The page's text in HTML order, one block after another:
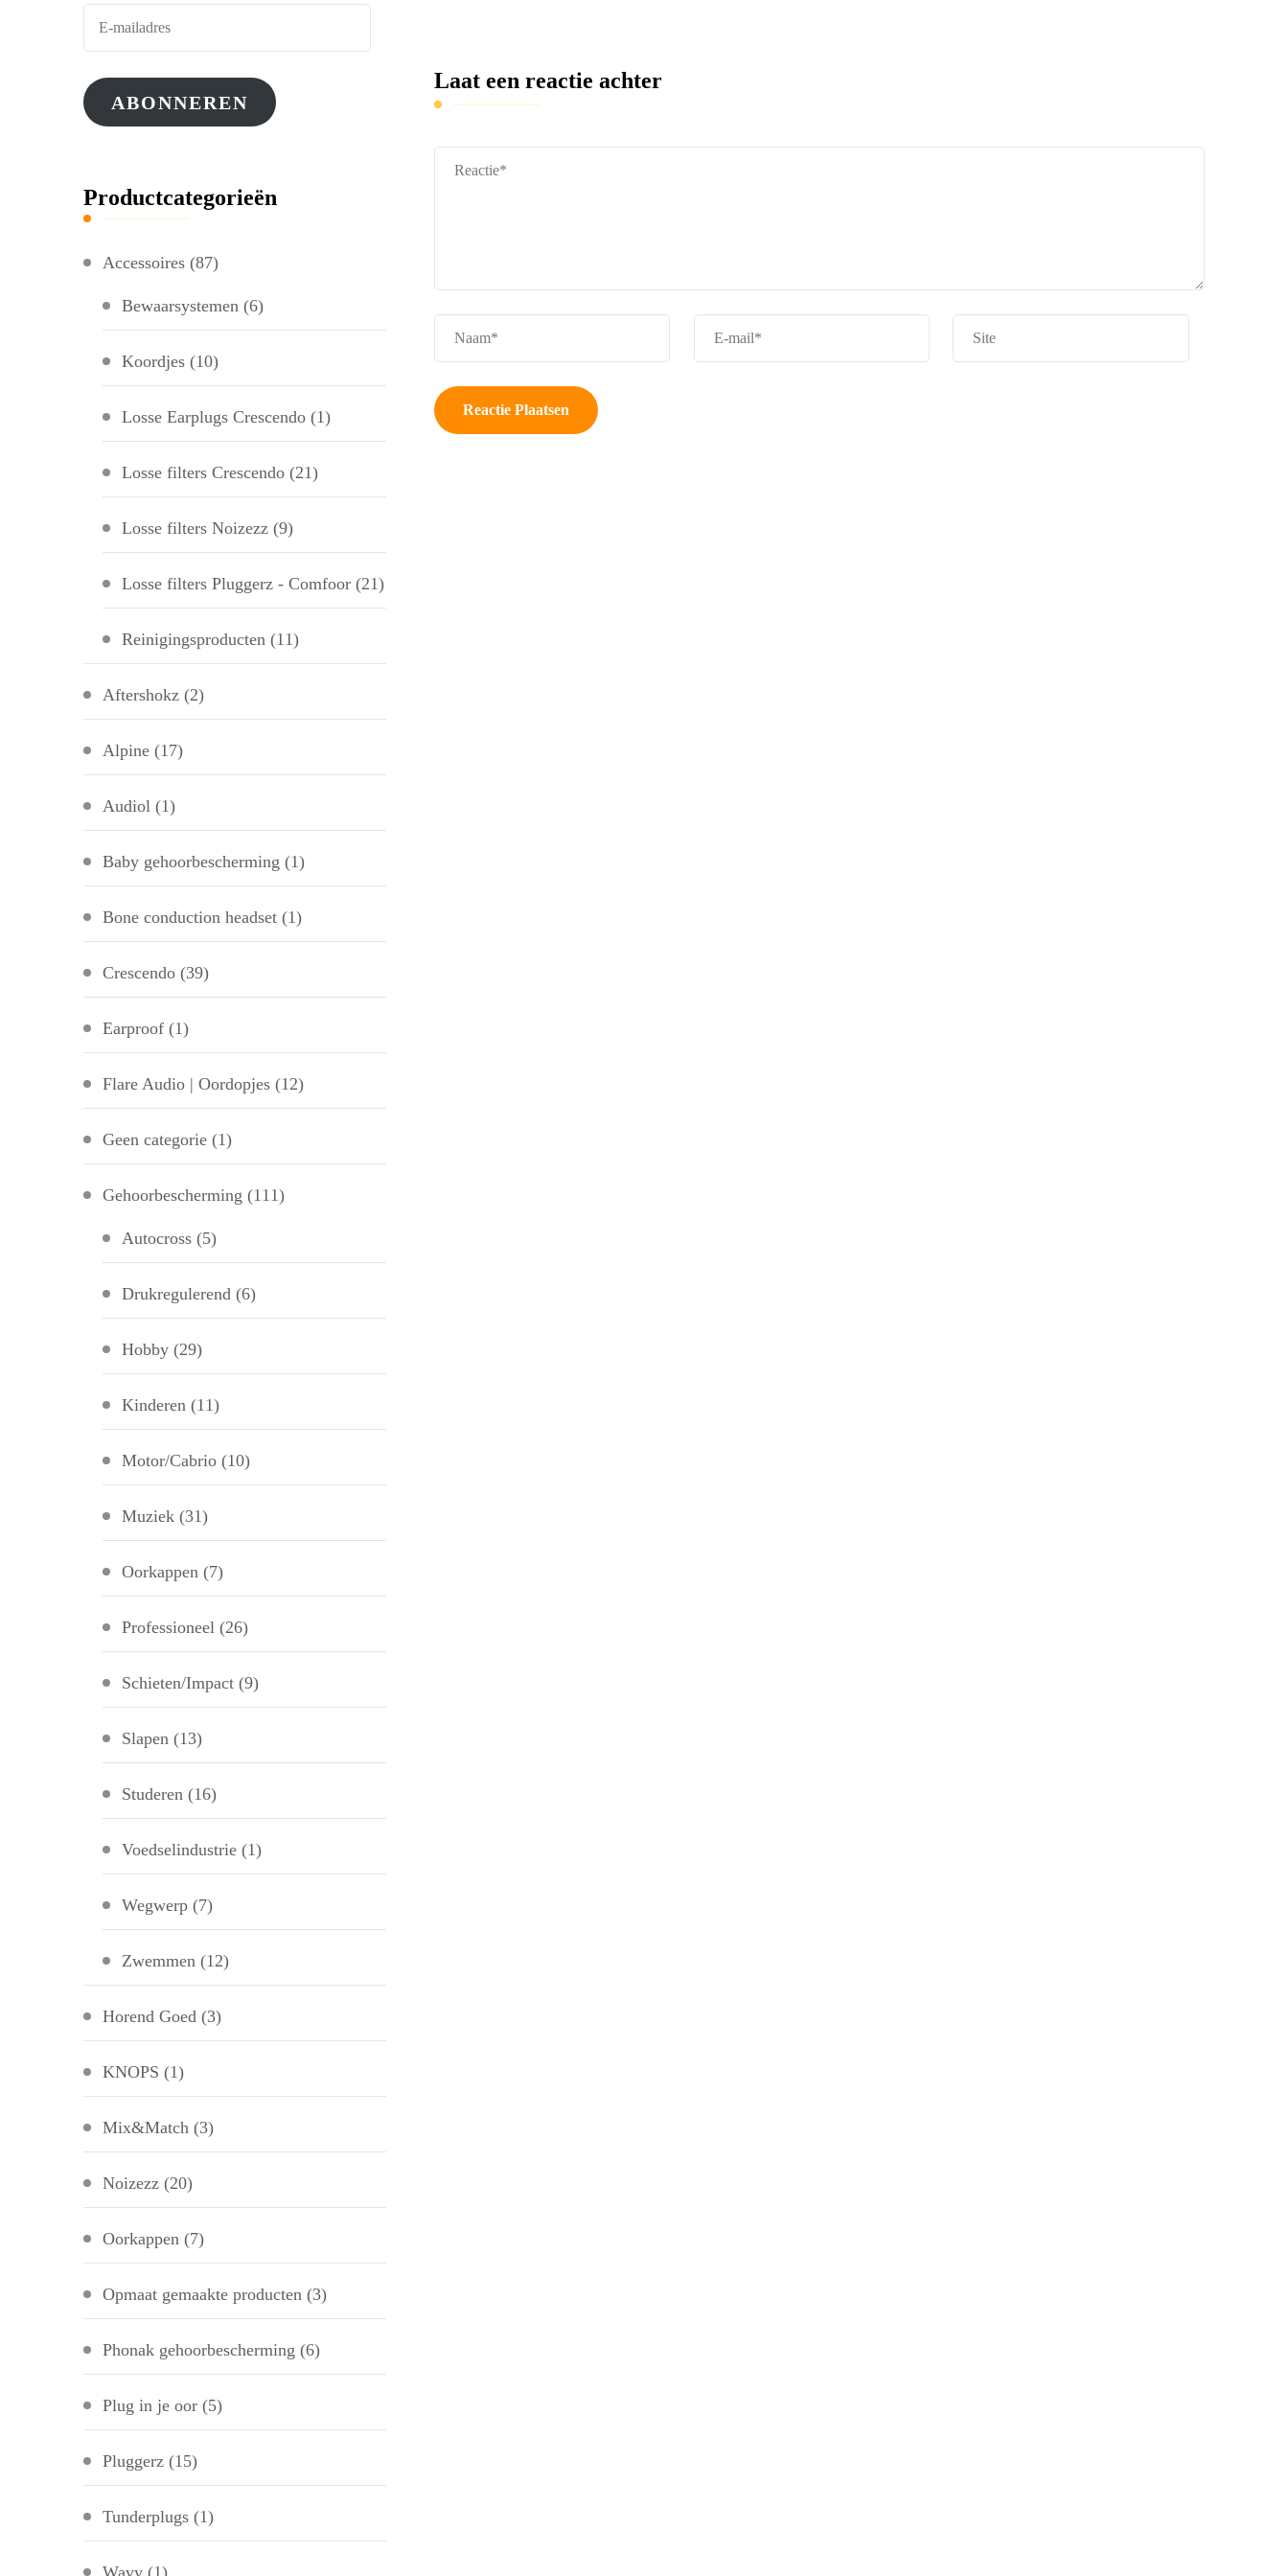
Laat een reactie achter
mailadres
ABONNEREN
Productcategorieën
Accessoires (87)
Bewaarsystemen (6)
Koordjes (10)
Losse Earplugs Crescendo (1)
Losse filters Crescendo (21)
Losse filters Noizezz (9)
Losse filters Pluggerz - Comfoor (21)
Reinigingsproducten (11)
Aftershokz (2)
Alpine (17)
Audiol (1)
Baby gehoorbescherming (1)
Bone conduction headset (1)
Crescendo (39)
Earproof (1)
Flare Audio | Oordopjes (12)
Geen categorie (1)
Gehoorbescherming (111)
Autocross (5)
Drukregulerend (6)
Hobby (29)
Kinderen (11)
Motor/Cabrio (10)
Muziek (31)
Oorkappen (7)
Professioneel (26)
Schieten/Impact (9)
Slapen (13)
Studeren (16)
Voedselindustrie (1)
Wegwerp (7)
Zwemmen (12)
Horend Goed (3)
KNOPS (1)
Mix&Match (3)
Noizezz (20)
Oorkappen (7)
Opmaat gemaakte producten (3)
Phonak gehoorbescherming (6)
Plug in je oor (5)
Pluggerz (15)
Tunderplugs (1)
Wavy (1)